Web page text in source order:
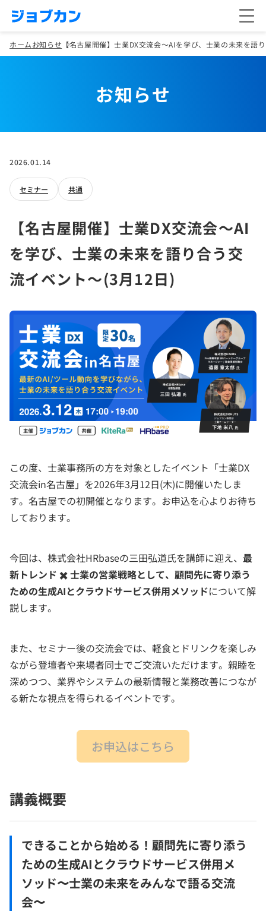
ホームお知らせ 【名古屋開催】士業DX交流会～AIを学び、士業の未来を語
お知らせ
2026.01.14
セミナー 共通
【名古屋開催】士業DX交流会～AI
を学び、士業の未来を語り合う交
流イベント～(3月12日)
この度、士業事務所の方を対象としたイベント「士業DX
交流会in名古屋」を2026年3月12日(木)に開催いたしま
す。名古屋での初開催となります。お申込を心よりお待ち
しております。
今回は、株式会社HRbaseの三田弘道氏を講師に迎え、 最
新トレンド ✖️ 士業の営業戦略として、顧問先に寄り添う
ための生成AIとクラウドサービス併用メソッドについて解
説します。
また、セミナー後の交流会では、軽食とドリンクを楽しみ
ながら登壇者や来場者同士でご交流いただけます。親睦を
深めつつ、業界やシステムの最新情報と業務改善につなが
る新たな視点を得られるイベントです。
お申込はこちら
講義概要
できることから始める！顧問先に寄り添う
ための生成AIとクラウドサービス併用メ
ソッド〜士業の未来をみんなで語る交流
会〜